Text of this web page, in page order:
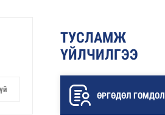
ТУСЛАМЖ
ҮЙЛЧИЛГЭЭ
ӨРГӨДӨЛ ГОМДОЛ